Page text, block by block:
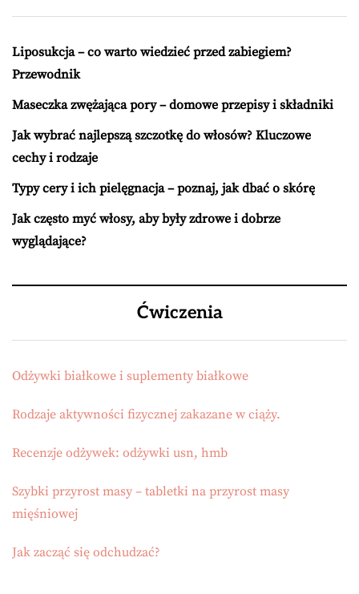
Liposukcja – co warto wiedzieć przed zabiegiem?
Przewodnik
Maseczka zwężająca pory – domowe przepisy i składniki
Jak wybrać najlepszą szczotkę do włosów? Kluczowe
cechy i rodzaje
Typy cery i ich pielęgnacja – poznaj, jak dbać o skórę
Jak często myć włosy, aby były zdrowe i dobrze
wyglądające?
Ćwiczenia
Odżywki białkowe i suplementy białkowe
Rodzaje aktywności fizycznej zakazane w ciąży.
Recenzje odżywek: odżywki usn, hmb
Szybki przyrost masy – tabletki na przyrost masy
mięśniowej
Jak zacząć się odchudzać?